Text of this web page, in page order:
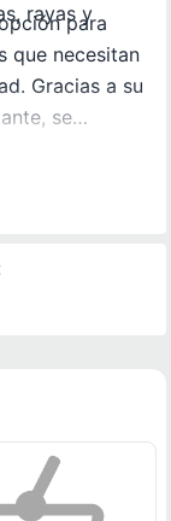
rayas y
para
que necesitan
Gracias a su
se